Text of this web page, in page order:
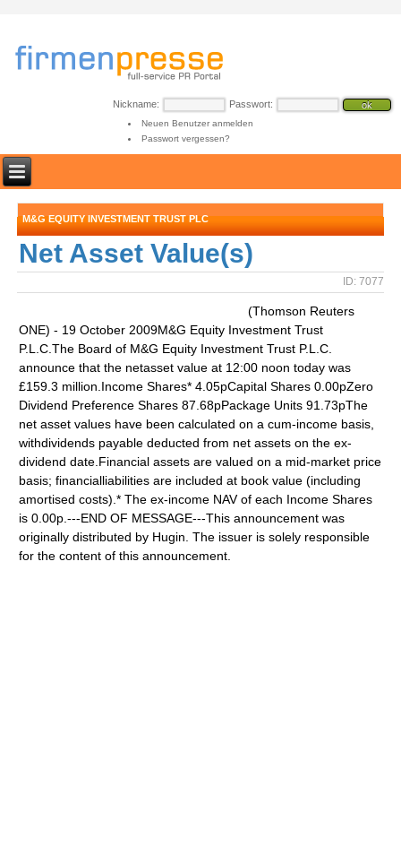
Nickname: Passwort:
Neuen Benutzer anmelden
Passwort vergessen?
M&G EQUITY INVESTMENT TRUST PLC
Net Asset Value(s)
ID: 7077
(Thomson Reuters
ONE) - 19 October 2009M&G Equity Investment Trust
P.L.C.The Board of M&G Equity Investment Trust P.L.C.
announce that the netasset value at 12:00 noon today was
£159.3 million.Income Shares* 4.05pCapital Shares 0.00pZero
Dividend Preference Shares 87.68pPackage Units 91.73pThe
net asset values have been calculated on a cum-income basis,
withdividends payable deducted from net assets on the ex-
dividend date.Financial assets are valued on a mid-market price
basis; financialliabilities are included at book value (including
amortised costs).* The ex-income NAV of each Income Shares
is 0.00p.---END OF MESSAGE---This announcement was
originally distributed by Hugin. The issuer is solely responsible
for the content of this announcement.